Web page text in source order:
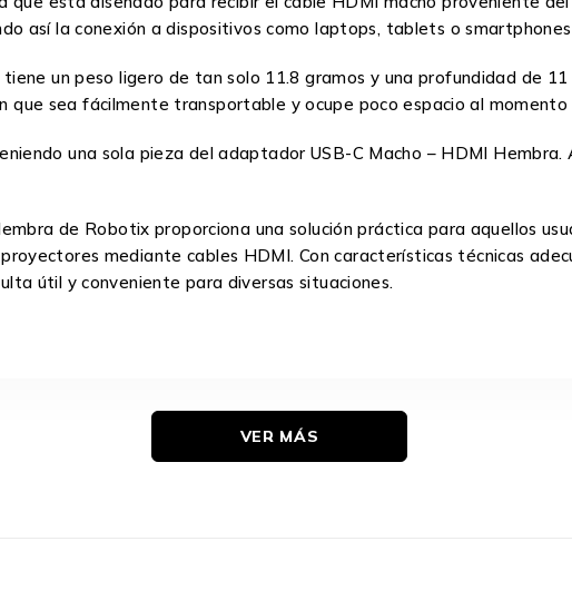
así la conexión a dispositivos como laptops, tablets o
un peso ligero de tan solo 11.8 gramos y una profundidad de
que sea fácilmente transportable y ocupe poco espacio al
una sola pieza del adaptador USB-C Macho – HDMI Hembra.
de Robotix proporciona una solución práctica para aquellos
mediante cables HDMI. Con características técnicas
útil y conveniente para diversas situaciones.
VER MÁS